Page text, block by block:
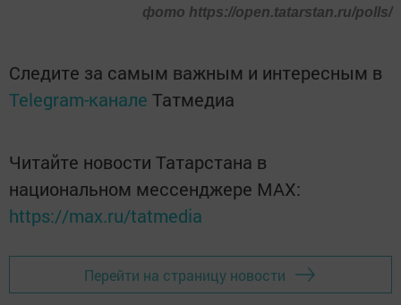
фото https://open.tatarstan.ru/polls/
Следите за самым важным и интересным в
Telegram-канале Татмедиа
Читайте новости Татарстана в
национальном мессенджере MАХ:
https://max.ru/tatmedia
Перейти на страницу новости